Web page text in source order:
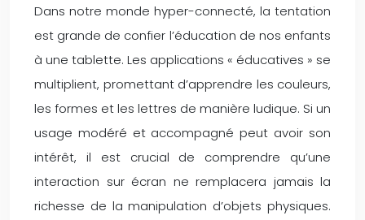
Dans notre monde hyper-connecté, la tentation
est grande de confier l’éducation de nos enfants
à une tablette. Les applications « éducatives » se
multiplient, promettant d’apprendre les couleurs,
les formes et les lettres de manière ludique. Si un
usage modéré et accompagné peut avoir son
intérêt, il est crucial de comprendre qu’une
interaction sur écran ne remplacera jamais la
richesse de la manipulation d’objets physiques.